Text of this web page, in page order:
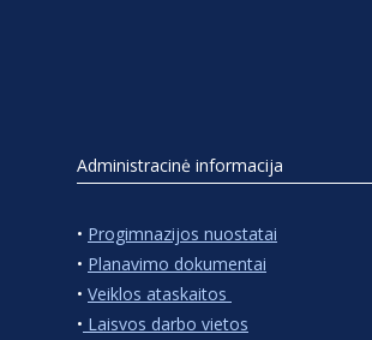
Administracinė informacija
• Progimnazijos nuostatai
• Planavimo dokumentai
• Veiklos ataskaitos
• Laisvos darbo vietos